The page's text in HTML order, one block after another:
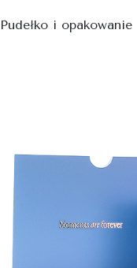
Pudełko i opakowanie